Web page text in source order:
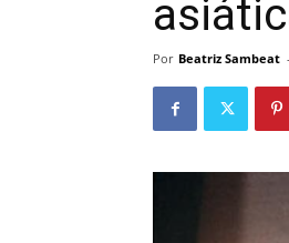
Por Beatriz Sambeat -